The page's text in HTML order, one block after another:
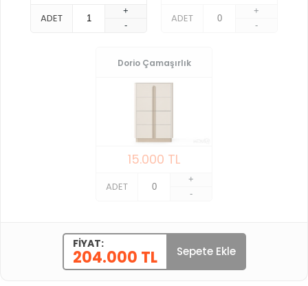
ADET
+
-
ADET
+
-
Dorio Çamaşırlık
15.000 TL
ADET
+
-
FIYAT:
204.000 TL Sepete Ekle